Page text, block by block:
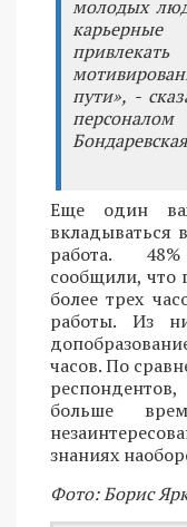
молодых
пути», -
Еще один
вкладываться
работа.
сообщили, что
более трех
работы. Из
часов. По
больше
знаниях
Фото: Борис